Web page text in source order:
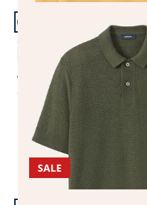
Artikel 9 von 24.
Strickpolo Klimastruktur
4,6 (10)
ab € 89,99
ab € 49,99 (-44%)
Artikel 13 von 24.
SALE